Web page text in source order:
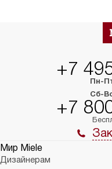
+7
Пн-
Сб-
+7
Мир Miele
Дизайнерам